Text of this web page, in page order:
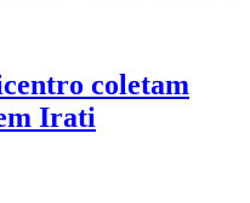
coletam
Irati